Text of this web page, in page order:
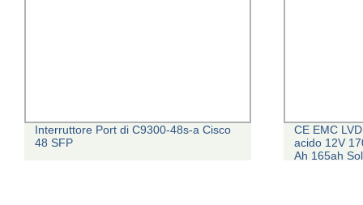
Interruttore Port di C9300-48s-a Cisco
48 SFP
CE EMC
acido 12V
Ah 165ah